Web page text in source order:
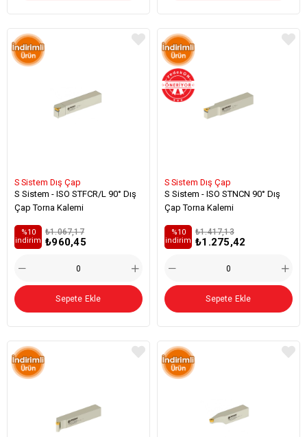
S Sistem Dış Çap
S Sistem - ISO STFCR/L 90° Dış
Çap Torna Kalemi
₺960,45
₺1.067,17
%10
i̇ndirim
Sepete Ekle
S Sistem Dış Çap
S Sistem - ISO STNCN 90° Dış
Çap Torna Kalemi
₺1.275,42
₺1.417,13
%10
i̇ndirim
Sepete Ekle